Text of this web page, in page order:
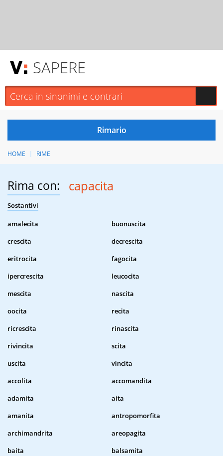
SAPERE
HOME RIME
Rima con: capacita
Sostantivi
amalecita
buonuscita
crescita
decrescita
eritrocita
fagocita
ipercrescita
leucocita
mescita
nascita
oocita
recita
ricrescita
rinascita
rivincita
scita
uscita
vincita
accolita
accomandita
adamita
aita
amanita
antropomorfita
archimandrita
areopagita
baita
balsamita